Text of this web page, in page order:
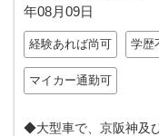
年08月09日
経験あれば尚可 学歴
マイカー通勤可
◆大型車で、京阪神及